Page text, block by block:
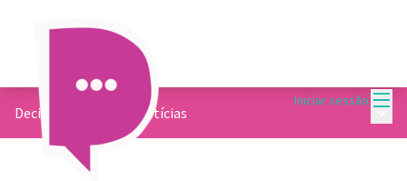
Iniciar sessão
Decide Contagem Notícias